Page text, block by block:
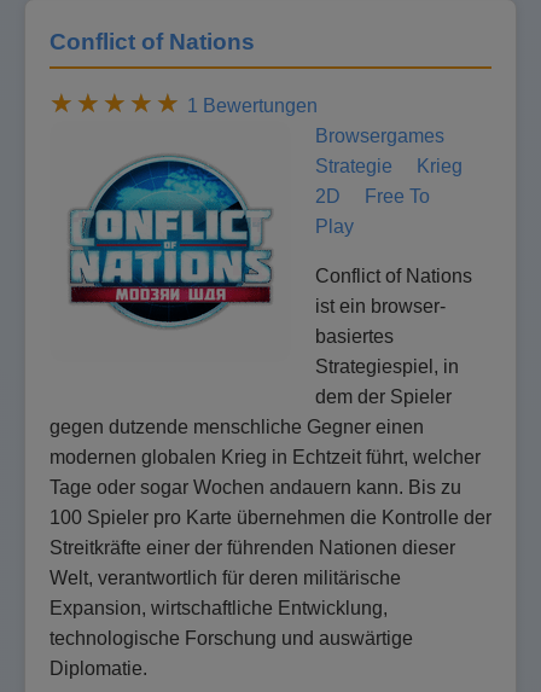
Conflict of Nations
1 Bewertungen
Browsergames
Strategie
Krieg
2D
Free To
Play
Conflict of Nations
ist ein browser-
basiertes
Strategiespiel, in
dem der Spieler
gegen dutzende menschliche Gegner einen
modernen globalen Krieg in Echtzeit führt, welcher
Tage oder sogar Wochen andauern kann. Bis zu
100 Spieler pro Karte übernehmen die Kontrolle der
Streitkräfte einer der führenden Nationen dieser
Welt, verantwortlich für deren militärische
Expansion, wirtschaftliche Entwicklung,
technologische Forschung und auswärtige
Diplomatie.